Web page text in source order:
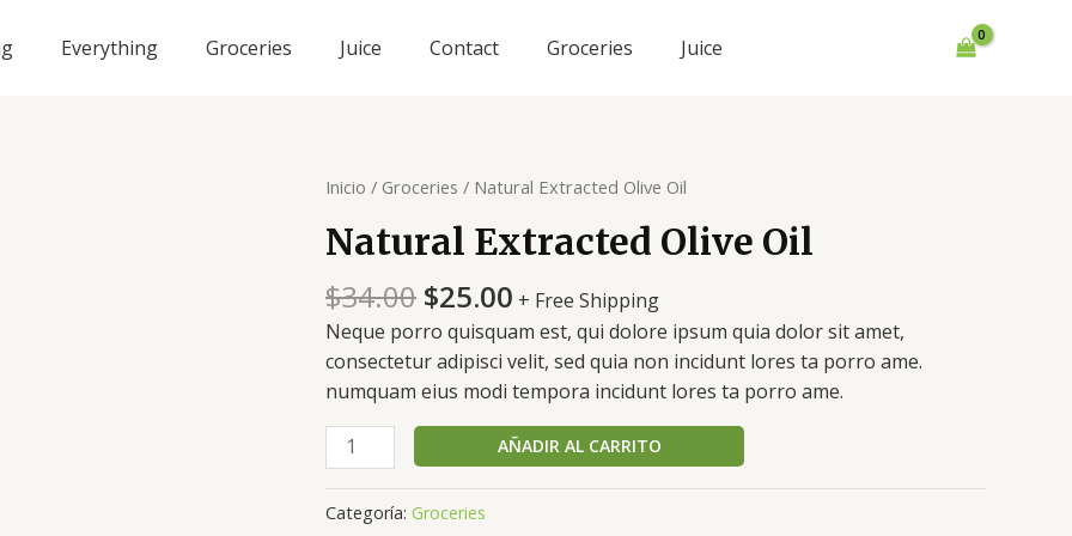
Everything Groceries Juice Contact Groceries Juice
Inicio / Groceries / Natural Extracted Olive Oil
Natural Extracted Olive Oil
$34.00 El
precio
original
era:
$25.00El
precio
actual
es:
$25.00.
+ Free Shipping
Neque porro quisquam est, qui dolore ipsum quia dolor sit amet,
consectetur adipisci velit, sed quia non incidunt lores ta porro ame.
numquam eius modi tempora incidunt lores ta porro ame.
Natural
Extracted
Olive
Oil
AÑADIR AL CARRITO
Categoría: Groceries